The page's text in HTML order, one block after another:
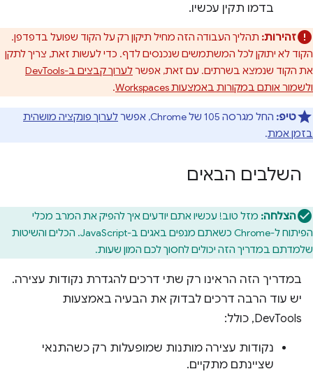
בדמו תקין עכשיו.
זהירות: תהליך העבודה הזה מחיל תיקון רק על הקוד שפועל בדפדפן.
הקוד לא יתוקן לכל המשתמשים שנכנסים לדף. כדי לעשות זאת, צריך לתקן
את הקוד שנמצא בשרתים. עם זאת, אפשר
לערוך קבצים ב-DevTools
ולשמור אותם במקורות באמצעות Workspaces
.
טיפ: החל מגרסה 105 של Chrome, אפשר
לערוך פונקציה מושהית
בזמן אמת.
השלבים הבאים
הצלחה: מזל טוב! עכשיו אתם יודעים איך להפיק את המרב מכלי
הפיתוח ל-Chrome כשאתם מנפים באגים ב-JavaScript. הכלים והשיטות
שלמדתם במדריך הזה יכולים לחסוך לכם המון שעות.
במדריך הזה הראינו רק שתי דרכים להגדרת נקודות עצירה.
יש עוד הרבה דרכים לבדוק את הבעיה באמצעות
DevTools, כולל:
נקודות עצירה מותנות שמופעלות רק כשהתנאי
שציינתם מתקיים.